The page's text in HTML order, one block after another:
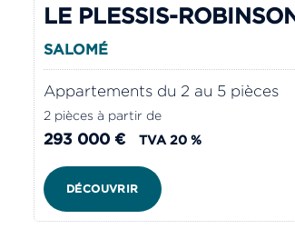
LE PLESSIS-
SALOMÉ
Appartements du 2 au 5 pièces
2 pièces à partir de
293 000 € TVA 20 %
DÉCOUVRIR